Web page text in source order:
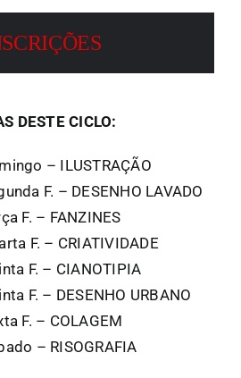
DESTE CICLO:
– ILUSTRAÇÃO
F. – DESENHO LAVADO
F. – FANZINES
F. – CRIATIVIDADE
F. – CIANOTIPIA
F. – DESENHO URBANO
F. – COLAGEM
– RISOGRAFIA